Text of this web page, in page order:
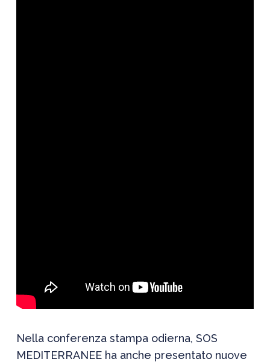
Nella conferenza stampa odierna, SOS
MEDITERRANEE ha anche presentato nuove